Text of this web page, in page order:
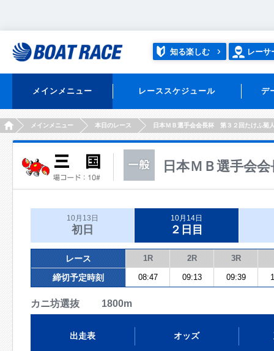
知る楽しむ レーサ
メインメニュー レーススケジュール デ
HOMEメインメニュー 本日のレース 日本ＭＢ選手会会長杯 第３２回たけふ菊
日本ＭＢ選手会
10月13日
初日
10月14日
２日目
レース 1R 2R 3R
締切予定時刻 08:47 09:13 09:39
カニ坊選抜 1800m
出走表 オッズ